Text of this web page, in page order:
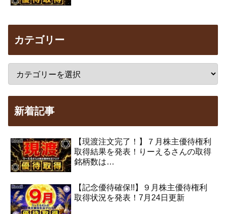
カテゴリー
新着記事
【現渡注文完了！】７月株主優待権利
取得結果を発表！りーえるさんの取得
銘柄数は…
【記念優待確保!!】９月株主優待権利
取得状況を発表！7月24日更新